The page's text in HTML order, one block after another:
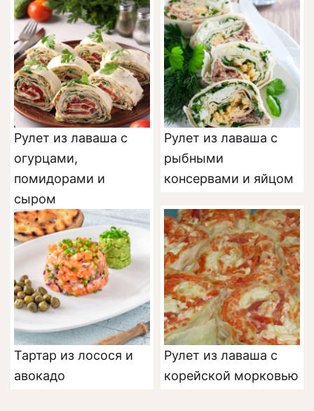
Рулет из лаваша с
огурцами,
помидорами и
сыром
Рулет из лаваша с
рыбными
консервами и яйцом
Тартар из лосося и
авокадо
Рулет из лаваша с
корейской морковью